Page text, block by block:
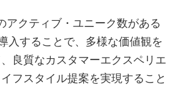
アクティブ・ユニーク数がある
入することで、多様な価値観を
良質なカスタマーエクスペリエ
フスタイル提案を実現すること